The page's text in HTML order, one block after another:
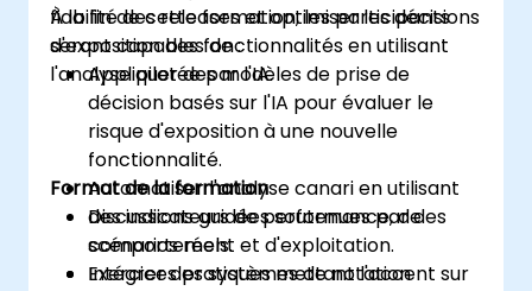
fiabilité des releases et optimiser les décisions
d'exposition des fonctionnalités en utilisant
l'analyse pilotée par l'IA.
À la fin de cette formation, les participants
seront capables de :
Appliquer des modèles de prise de
décision basés sur l'IA pour évaluer le
risque d'exposition à une nouvelle
fonctionnalité.
Automatiser l'analyse canari en utilisant
des indicateurs de performance, de
comportement et d'exploitation.
Intégrer des systèmes de notation
Format de la formation
Discussions guidées soutenues par des
scénarios réels.
Exercices pratiques mettant l'accent sur